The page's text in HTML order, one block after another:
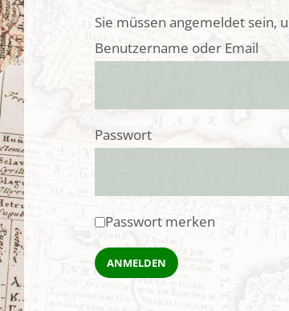
Sie müssen angemeldet sein,
Benutzername oder Email
Passwort
Passwort merken